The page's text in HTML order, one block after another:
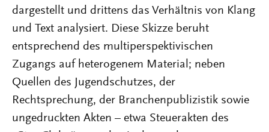
dargestellt und drittens das Verhältnis von Klang
und Text analysiert. Diese Skizze beruht
entsprechend des multiperspektivischen
Zugangs auf heterogenem Material; neben
Quellen des Jugendschutzes, der
Rechtsprechung, der Branchenpublizistik sowie
ungedruckten Akten – etwa Steuerakten des